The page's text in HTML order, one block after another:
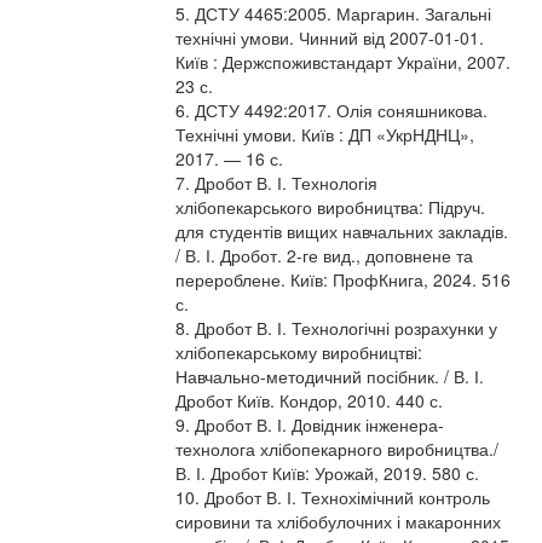
5. ДСТУ 4465:2005. Маргарин. Загальні
технічні умови. Чинний від 2007-01-01.
Київ : Держспоживстандарт України, 2007.
23 с.
6. ДСТУ 4492:2017. Олія соняшникова.
Технічні умови. Київ : ДП «УкрНДНЦ»,
2017. — 16 с.
7. Дробот В. І. Технологія
хлібопекарського виробництва: Підруч.
для студентів вищих навчальних закладів.
/ В. І. Дробот. 2-ге вид., доповнене та
перероблене. Київ: ПрофКнига, 2024. 516
с.
8. Дробот В. І. Технологічні розрахунки у
хлібопекарському виробництві:
Навчально-методичний посібник. / В. І.
Дробот Київ. Кондор, 2010. 440 с.
9. Дробот В. І. Довідник інженера-
технолога хлібопекарного виробництва./
В. І. Дробот Київ: Урожай, 2019. 580 с.
10. Дробот В. І. Технохімічний контроль
сировини та хлібобулочних і макаронних